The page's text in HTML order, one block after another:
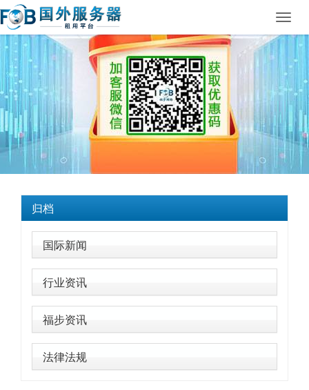
归档
国际新闻
行业资讯
福步资讯
法律法规